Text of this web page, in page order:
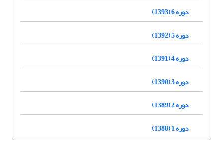
دوره 6 (1393)
دوره 5 (1392)
دوره 4 (1391)
دوره 3 (1390)
دوره 2 (1389)
دوره 1 (1388)